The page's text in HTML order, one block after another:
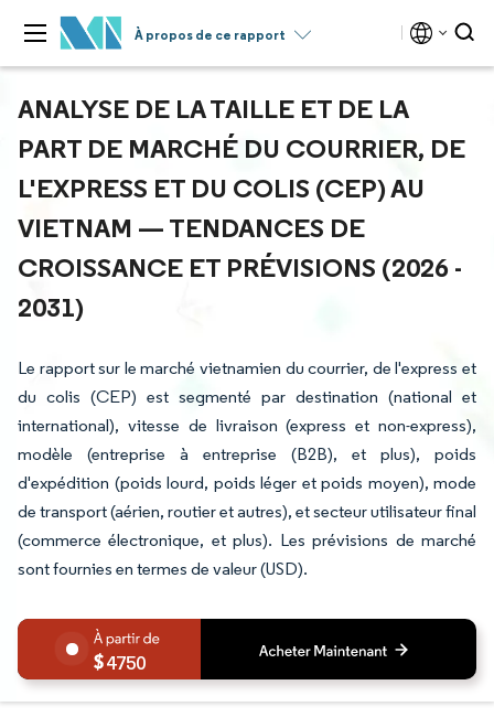
À propos de ce rapport
ANALYSE DE LA TAILLE ET DE LA
PART DE MARCHÉ DU COURRIER, DE
L'EXPRESS ET DU COLIS (CEP) AU
VIETNAM — TENDANCES DE
CROISSANCE ET PRÉVISIONS (2026 -
2031)
Le rapport sur le marché vietnamien du courrier, de l'express et
du colis (CEP) est segmenté par destination (national et
international), vitesse de livraison (express et non-express),
modèle (entreprise à entreprise (B2B), et plus), poids
d'expédition (poids lourd, poids léger et poids moyen), mode
de transport (aérien, routier et autres), et secteur utilisateur final
(commerce électronique, et plus). Les prévisions de marché
sont fournies en termes de valeur (USD).
4750